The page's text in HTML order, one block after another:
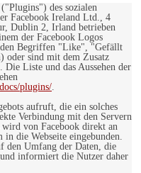
des sozialen
Facebook Ireland Ltd., 4
Dublin 2, Irland betrieben
der Facebook Logos
den Begriffen "Like", "Gefällt
oder sind mit dem Zusatz
Liste und das Aussehen der
plugins/.
aufruft, die ein solches
Verbindung mit den Servern
von Facebook direkt an
die Webseite eingebunden.
den Umfang der Daten, die
informiert die Nutzer daher